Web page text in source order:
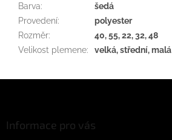
Barva:
šedá
Provedení:
polyester
Rozměr:
40, 55, 22, 32, 48
Velikost plemene: velká, střední, malá
Informace pro vás